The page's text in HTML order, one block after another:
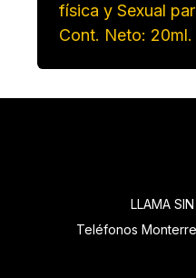
física y Sexual
Cont. Neto: 20ml.
LLAMA
Teléfonos